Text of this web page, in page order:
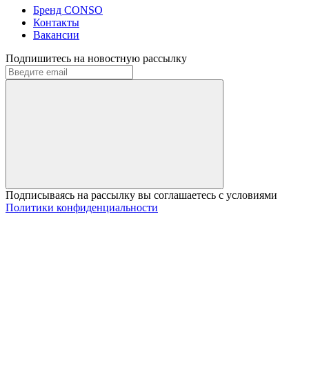
Бренд CONSO
Контакты
Вакансии
Подпишитесь на новостную рассылку
Подписываясь на рассылку вы соглашаетесь с условиями
Политики конфиденциальности